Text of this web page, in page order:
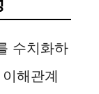
수치화하
해관계